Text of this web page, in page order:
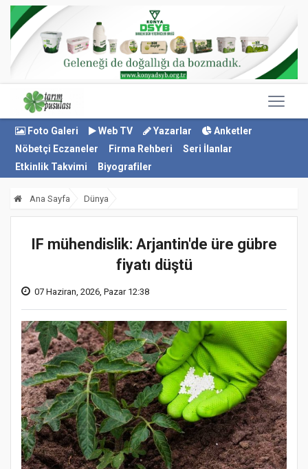
Foto Galeri Web TV Yazarlar
Anketler
Nöbetçi Eczaneler
Firma Rehberi
Seri İlanlar
Etkinlik Takvimi
Biyografiler
Ana Sayfa Dünya
IF mühendislik: Arjantin'de üre gübre
fiyatı düştü
07 Haziran, 2026, Pazar 12:38